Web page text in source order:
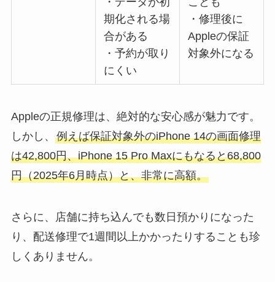
期化される場
合がある
・予約が取り
にくい
・修理後に
Appleの保証
対象外になる
Appleの正規修理は、絶対的な安心感が魅力です。
しかし、 例えば保証対象外のiPhone 14の画面修理
は42,800円、iPhone 15 Pro Maxにもなると68,800
円（2025年6月時点）と、非常に高額。
さらに、店舗に持ち込んでも数日預かりになった
り、配送修理で1週間以上かかったりすることも珍
しくありません。